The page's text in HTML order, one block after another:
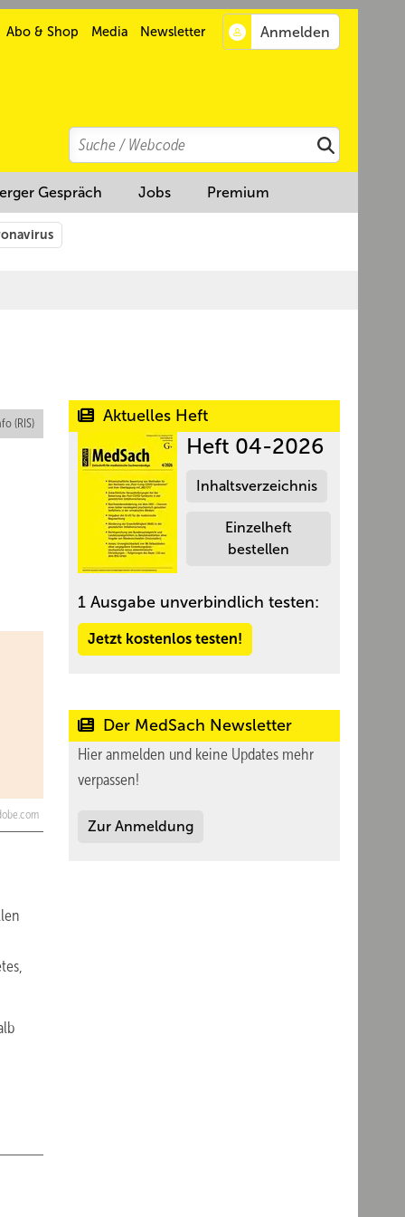
Abo & Shop Media Newsletter
Search
Suchen
Gespräch Jobs Premium
(RIS) Aktuelles Heft
Heft 04-2026
Inhaltsverzeichnis
Einzelheft
bestellen
1 Ausgabe unverbindlich testen:
Jetzt kostenlos testen!
Der MedSach Newsletter
Hier anmelden und keine Updates mehr
verpassen!
Zur Anmeldung